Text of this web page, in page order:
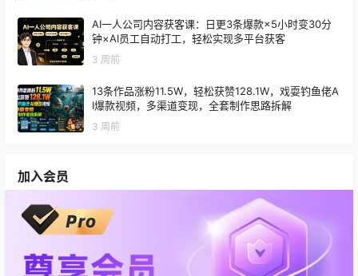
AI一人公司内容获客课：日更3条爆款×5小时变30分
钟×AI员工自动打工，轻松实现多平台获客
3 周前
13条作品涨粉11.5W，轻松获赞128.1W，戏耍钓鱼佬A
I爆款视频，多渠道变现，全套制作思路拆解
3 周前
加入会员